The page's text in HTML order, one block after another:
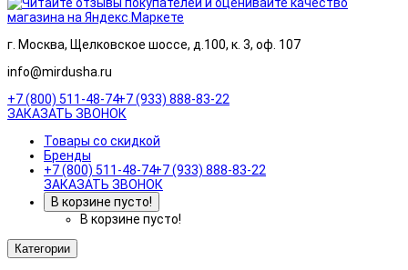
г. Москва, Щелковское шоссе, д.100, к. 3, оф. 107
info@mirdusha.ru
+7 (800) 511-48-74+7 (933) 888-83-22
ЗАКАЗАТЬ ЗВОНОК
Товары со скидкой
Бренды
+7 (800) 511-48-74+7 (933) 888-83-22
ЗАКАЗАТЬ ЗВОНОК
В корзине пусто!
В корзине пусто!
Категории